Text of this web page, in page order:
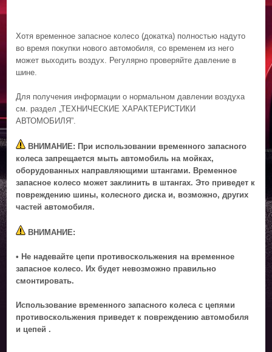
Хотя временное запасное колесо (докатка) полностью надуто
во время покупки нового автомобиля, со временем из него
может выходить воздух. Регулярно проверяйте давление в
шине.
Для получения информации о нормальном давлении воздуха
см. раздел „ТЕХНИЧЕСКИЕ ХАРАКТЕРИСТИКИ
АВТОМОБИЛЯ”.
ВНИМАНИЕ: При использовании временного запасного
колеса запрещается мыть автомобиль на мойках,
оборудованных направляющими штангами. Временное
запасное колесо может заклинить в штангах. Это приведет к
повреждению шины, колесного диска и, возможно, других
частей автомобиля.
ВНИМАНИЕ:
• Не надевайте цепи противоскольжения на временное
запасное колесо. Их будет невозможно правильно
смонтировать.
Использование временного запасного колеса с цепями
противоскольжения приведет к повреждению автомобиля
и цепей .